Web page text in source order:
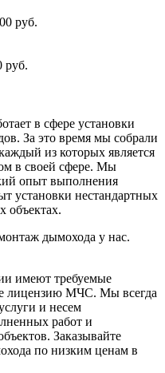
руб.
руб.
в сфере установки
За это время мы собрали
из которых является
в своей сфере. Мы
опыт выполнения
установки нестандартных
объектах.
дымохода у нас.
имеют требуемые
лицензию МЧС. Мы всегда
и несем
работ и
Заказывайте
по низким ценам в